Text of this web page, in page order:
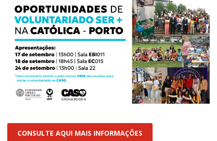
CONSULTE AQUI MAIS INFORMAÇÕES